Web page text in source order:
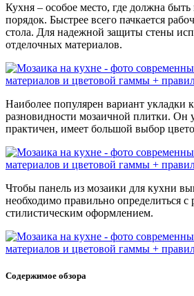
Кухня – особое место, где должна быть
порядок. Быстрее всего пачкается
стола. Для надежной защиты стены
отделочных материалов.
Наиболее популярен вариант укладки
разновидности мозаичной плитки. Он
практичен, имеет большой выбор
Чтобы панель из мозаики для кухни
необходимо правильно определиться с
стилистическим оформлением.
Содержимое обзора